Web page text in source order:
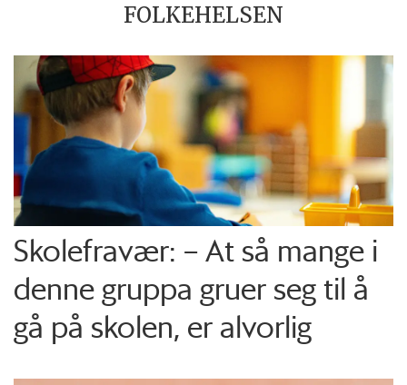
FOLKEHELSEN
Skolefravær: – At så mange i
denne gruppa gruer seg til å
gå på skolen, er alvorlig